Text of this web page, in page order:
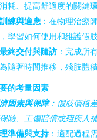
耗、提高舒適度的關鍵環
訓練與適應 ：在物理治療
學習如何使用和維護假肢
最終交付與隨訪 ：完成所
隨著時間推移，殘肢體
的考量因素
因素與保障：假肢價格
險、工傷賠償或殘疾人
準備與支持：適配過程